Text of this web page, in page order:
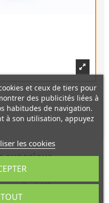
superieur
pour Spark 550
et ceux de tiers pour
des publicités liées à
habitudes de navigation.
à son utilisation, appuyez
les cookies
TOUT